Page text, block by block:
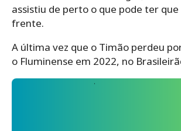
assistiu de perto o que pode ter
frente.
A última vez que o Timão perdeu
o Fluminense em 2022, no